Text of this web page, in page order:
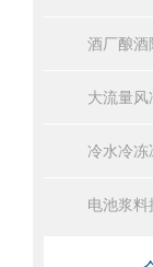
酒厂酿酒
大流量
冷水冷冻
电池浆